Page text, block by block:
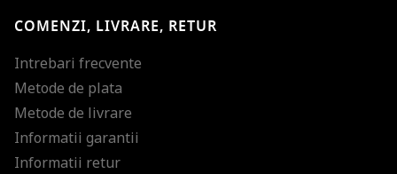
COMENZI, LIVRARE, RETUR
Intrebari frecvente
Metode de plata
Metode de livrare
Informatii garantii
Informatii retur